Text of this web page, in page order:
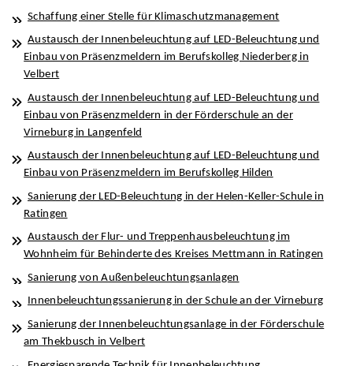
Schaffung einer Stelle für Klimaschutzmanagement
Austausch der Innenbeleuchtung auf LED-Beleuchtung und
Einbau von Präsenzmeldern im Berufskolleg Niederberg in
Velbert
Austausch der Innenbeleuchtung auf LED-Beleuchtung und
Einbau von Präsenzmeldern in der Förderschule an der
Virneburg in Langenfeld
Austausch der Innenbeleuchtung auf LED-Beleuchtung und
Einbau von Präsenzmeldern im Berufskolleg Hilden
Sanierung der LED-Beleuchtung in der Helen-Keller-Schule in
Ratingen
Austausch der Flur- und Treppenhausbeleuchtung im
Wohnheim für Behinderte des Kreises Mettmann in Ratingen
Sanierung von Außenbeleuchtungsanlagen
Innenbeleuchtungssanierung in der Schule an der Virneburg
Sanierung der Innenbeleuchtungsanlage in der Förderschule
am Thekbusch in Velbert